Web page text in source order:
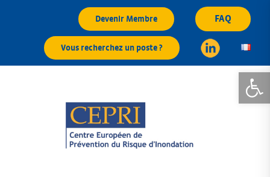
Ouvrir
Devenir Membre FAQ
Vous recherchez un poste ?